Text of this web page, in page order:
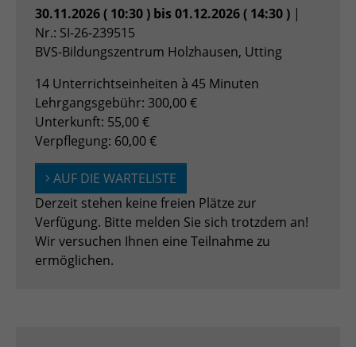
30.11.2026 ( 10:30 ) bis 01.12.2026 ( 14:30 ) |
Nr.: SI-26-239515
BVS-Bildungszentrum Holzhausen, Utting
14 Unterrichtseinheiten à 45 Minuten
Lehrgangsgebühr: 300,00 €
Unterkunft: 55,00 €
Verpflegung: 60,00 €
AUF DIE WARTELISTE
Derzeit stehen keine freien Plätze zur
Verfügung. Bitte melden Sie sich trotzdem an!
Wir versuchen Ihnen eine Teilnahme zu
ermöglichen.
hat.
Anbieter TYPO3
Laufzeit Session
Zweck Login geschlossener Bereich
Name be_lastLoginProvider
Anbieter
Laufzeit 30 min
Zweck
Tracking Nutzerverhalten beim Besuch
der Webseite